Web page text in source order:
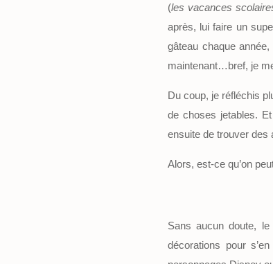
(les vacances
après, lui faire un
gâteau chaque
maintenant…bref, je
Du coup, je réfléchis
de choses jetables.
ensuite de trouver des
Alors, est-ce qu’on
Sans aucun doute,
décorations pour